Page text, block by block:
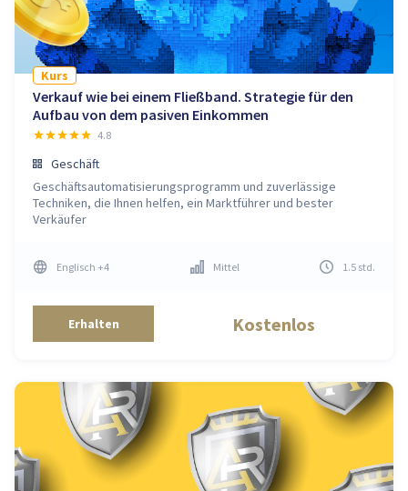
Kurs
Verkauf wie bei einem Fließband. Strategie für den
Aufbau von dem pasiven Einkommen
4.8
Geschäft
Geschäftsautomatisierungsprogramm und zuverlässige
Techniken, die Ihnen helfen, ein Marktführer und bester
Verkäufer
Englisch +4 Mittel 1.5 std.
Erhalten Kostenlos